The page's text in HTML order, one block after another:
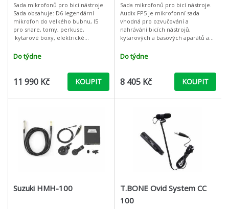
Sada mikrofonů pro bicí nástroje.
Sada obsahuje: D6 legendární
mikrofon do velkého bubnu, I5
pro snare, tomy, perkuse,
kytarové boxy, elektrické
akustické nástroje, zpěv, řeč
tento
Do týdne
11 990 Kč KOUPIT
Sada mikrofonů pro bicí nástroje.
Audix FP5 je mikrofonní sada
vhodná pro ozvučování a
nahrávání bicích nástrojů,
kytarových a basových aparátů a
sada poskytuje velkou flexibilitu a
Do týdne
8 405 Kč KOUPIT
Suzuki HMH-100
T.BONE Ovid System CC
100